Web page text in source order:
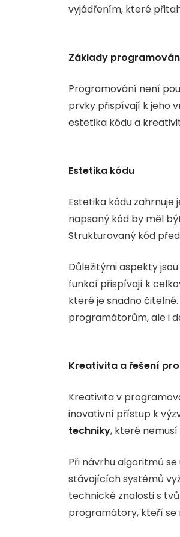
vyjádřením, které
Základy
Programování není
prvky přispívají k jeho
estetika kódu a
Estetika kódu
Estetika kódu
napsaný kód by měl
Strukturovaný kód
Důležitými aspekty jsou
funkcí přispívají k
které je snadno
programátorům, ale i
Kreativita a řešení
Kreativita v
inovativní přístup k
techniky, které
Při návrhu algoritmů
stávajících systémů
technické znalosti s
programátory, kteří se